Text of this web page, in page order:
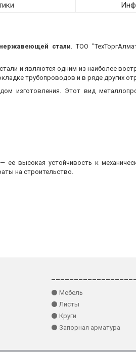
стали. ТОО
и являются одним из наиболее
трубопроводов и в ряде других
изготовления. Этот вид
высокая устойчивость к
на строительство.
⚫ Мебель
⚫ Листы
⚫ Круги
⚫ Запорная арматура